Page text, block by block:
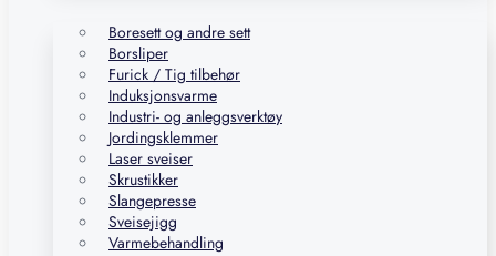
Boresett og andre sett
Borsliper
Furick / Tig tilbehør
Induksjonsvarme
Industri- og anleggsverktøy
Jordingsklemmer
Laser sveiser
Skrustikker
Slangepresse
Sveisejigg
Varmebehandling